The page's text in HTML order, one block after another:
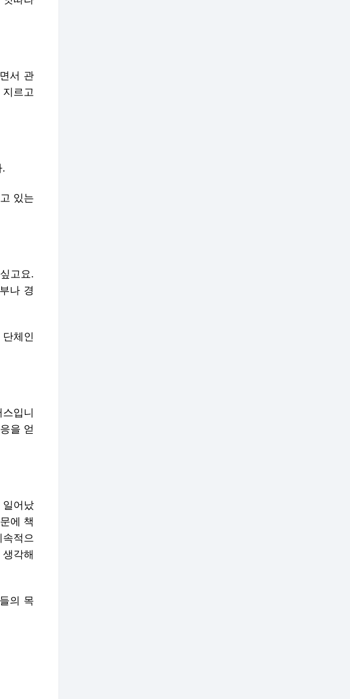
서 관
르고
.
있는
고요.
나 경
체인
입니
을 얻
일어났
에 책
적으
각해
의 목